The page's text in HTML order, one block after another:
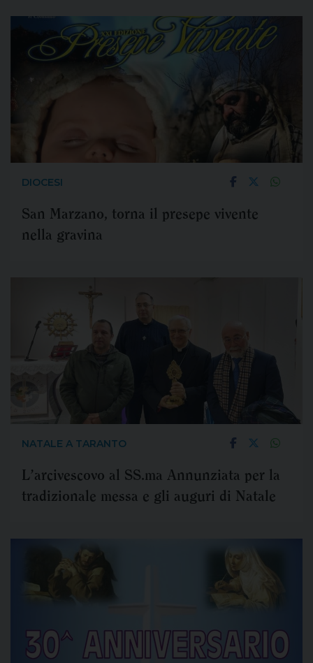
DIOCESI
San Marzano, torna il presepe vivente
nella gravina
NATALE A TARANTO
L’arcivescovo al SS.ma Annunziata per la
tradizionale messa e gli auguri di Natale